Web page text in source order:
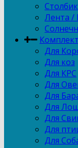
Лента /
Для
Для коз
Для КРС
Для
Для
Для
Для
Для
Для